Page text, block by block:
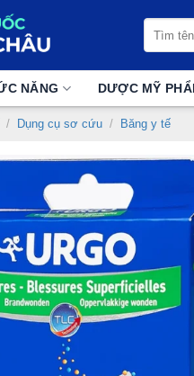
kiếm:
NĂNG DƯỢC MỸ
/ Dụng cụ sơ cứu / Băng y tế